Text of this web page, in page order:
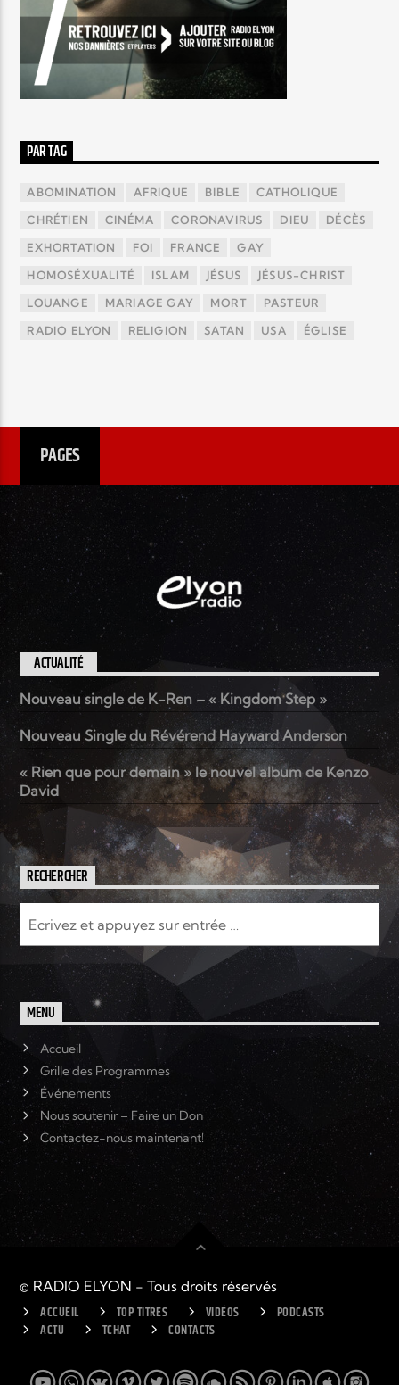
PAR TAG
ABOMINATION AFRIQUE BIBLE CATHOLIQUE
CHRÉTIEN CINÉMA CORONAVIRUS DIEU DÉCÈS
EXHORTATION FOI FRANCE GAY
HOMOSÉXUALITÉ ISLAM JÉSUS JÉSUS-CHRIST
LOUANGE MARIAGE GAY MORT PASTEUR
RADIO ELYON RELIGION SATAN USA ÉGLISE
PAGES
ACTUALITÉ
Nouveau single de K-Ren – « Kingdom Step »
Nouveau Single du Révérend Hayward Anderson
« Rien que pour demain » le nouvel album de Kenzo
David
RECHERCHER
MENU
Accueil
Grille des Programmes
Événements
Nous soutenir – Faire un Don
Contactez-nous maintenant!
© RADIO ELYON - Tous droits réservés
ACCUEIL TOP TITRES VIDÉOS
PODCASTS
ACTU
TCHAT CONTACTS